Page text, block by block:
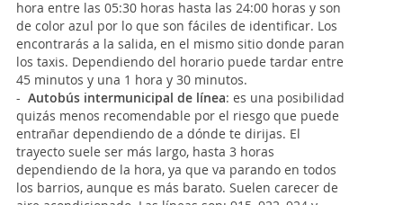
hora entre las 05:30 horas hasta las 24:00 horas y son
de color azul por lo que son fáciles de identificar. Los
encontrarás a la salida, en el mismo sitio donde paran
los taxis. Dependiendo del horario puede tardar entre
45 minutos y una 1 hora y 30 minutos.
- Autobús intermunicipal de línea: es una posibilidad
quizás menos recomendable por el riesgo que puede
entrañar dependiendo de a dónde te dirijas. El
trayecto suele ser más largo, hasta 3 horas
dependiendo de la hora, ya que va parando en todos
los barrios, aunque es más barato. Suelen carecer de